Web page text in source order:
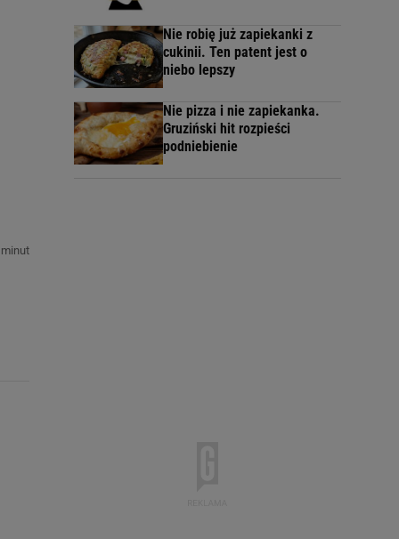
Nie robię już zapiekanki z
cukinii. Ten patent jest o
niebo lepszy
Nie pizza i nie zapiekanka.
Gruziński hit rozpieści
podniebienie